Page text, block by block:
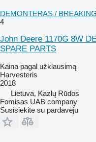
DEMONTERAS /
4
John Deere 1170G 8W
SPARE PARTS
Kaina pagal užklausimą
Harvesteris
2018
Lietuva, Kazlų Rūdos
Fomisas UAB company
Susisiekite su pardavėju